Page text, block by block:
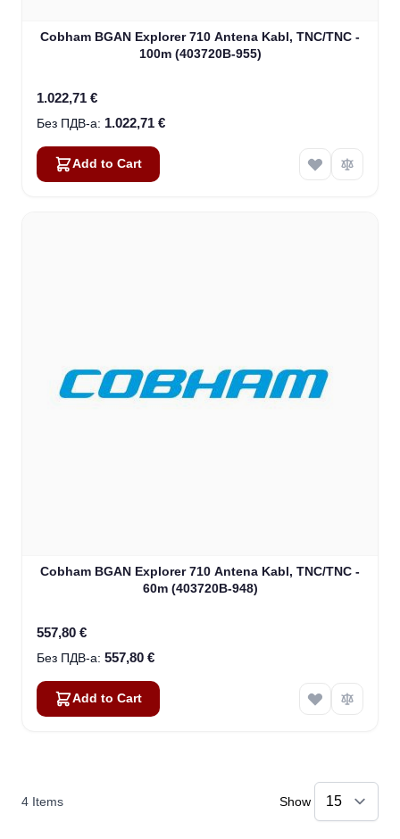
Cobham BGAN Explorer 710 Antena Kabl, TNC/TNC -
100m (403720B-955)
1.022,71 €
1.022,71 €
Add to Cart
Cobham BGAN Explorer 710 Antena Kabl, TNC/TNC -
60m (403720B-948)
557,80 €
557,80 €
Add to Cart
4 Items Show